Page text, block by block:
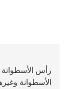
رأس الأسطوانة
الأسطوانة